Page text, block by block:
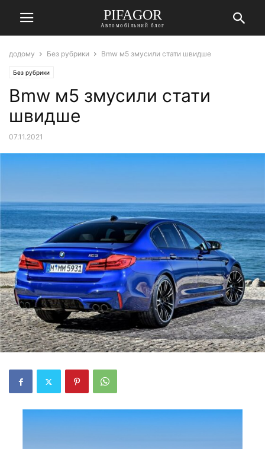
PIFAGOR
Автомобільний блог
додому Без рубрики Bmw м5 змусили стати швидше
Без рубрики
Bmw м5 змусили стати
швидше
07.11.2021